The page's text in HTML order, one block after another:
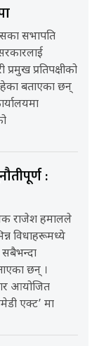
सभापति
प्रमुख प्रतिपक्षीको
बताएका छन्
:
राजेश हमालले
विधाहरूमध्ये
सबैभन्दा
छन् ।
आयोजित
एक्ट’ मा